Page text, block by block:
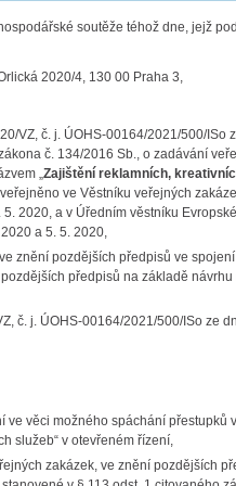
soutěže téhož dne, jejž
2020/4, 130 00 Praha 3,
VZ, č. j. ÚOHS-00164/2021/500/ISo
č. 134/2016 Sb., o zadávání
„Zajištění reklamních,
ve Věstníku veřejných
2020, a v Úředním věstníku
a 5. 5. 2020,
znění pozdějších předpisů ve
předpisů na základě
č. j. ÚOHS-00164/2021/500/ISo ze
věci možného spáchání přestupků
služeb“ v otevřeném řízení,
zakázek, ve znění pozdějších